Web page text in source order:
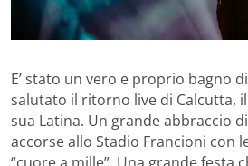
E’ stato un vero e proprio bagno
salutato il ritorno live di Calcutta,
sua Latina. Un grande abbraccio
accorse allo Stadio Francioni con